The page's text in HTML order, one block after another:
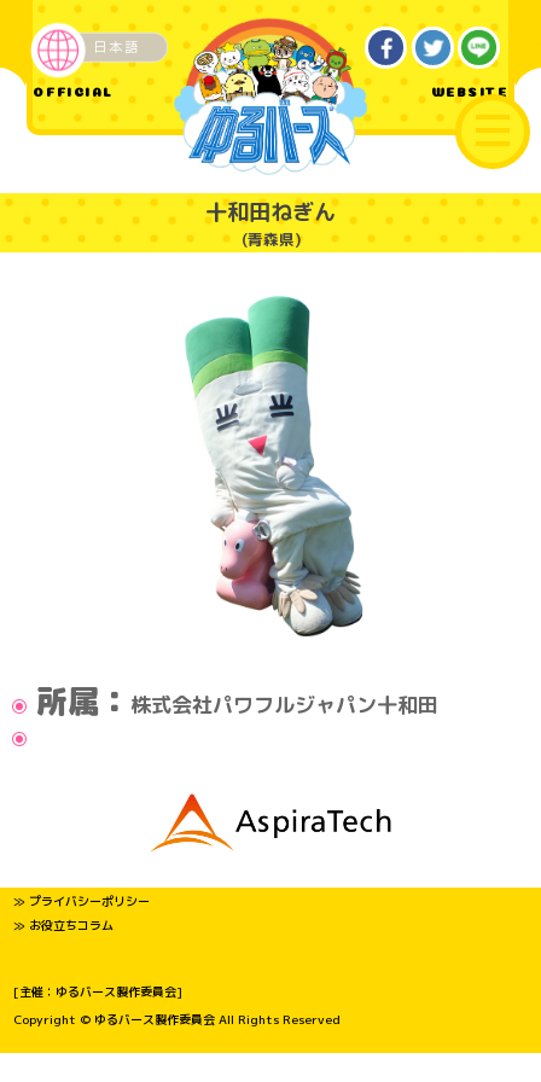
OFFICIAL WEBSITE
日本語
ご当地
十和田ねぎん
(青森県)
所属： 株式会社パワフルジャパン十和田
≫ プライバシーポリシー
≫ お役立ちコラム
[主催：ゆるバース製作委員会]
Copyright © ゆるバース製作委員会 All Rights Reserved